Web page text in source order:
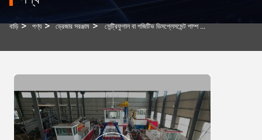
বাড়ি > পণ্য > ড্রেজার সরঞ্জাম > সেন্ট্রিফুগাল বা পজিটিভ ডিসপ্লেসমেন্ট পাম্প সহ ঘোরানো কাটার হেড ড্রেজিং মেশিন স্বচালিত ড্রেজ